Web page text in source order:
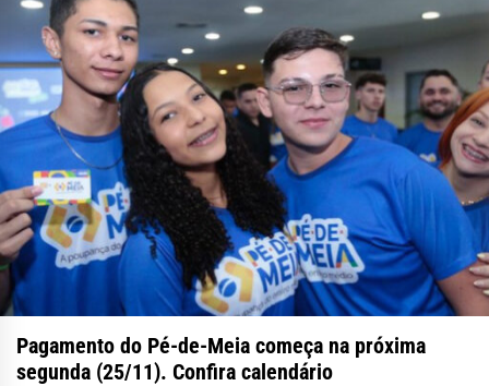
Pagamento do Pé-de-Meia começa na próxima
segunda (25/11). Confira calendário